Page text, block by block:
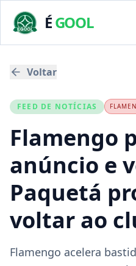
ÉGOOL
Voltar
FEED DE NOTÍCIAS
Flamengo
anúncio e
Paquetá
voltar ao
Flamengo acelera